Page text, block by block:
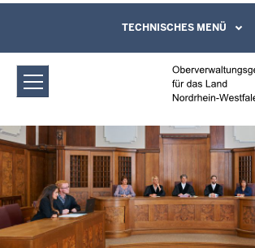
Oberverwaltungsgericht für
Nordrhein-Westfalen:
Direkt zum Inhalt
Leichte Sprache,
und Kontaktformular
TECHNISCHES MENÜ